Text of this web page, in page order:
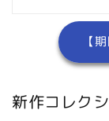
【
新作コレク